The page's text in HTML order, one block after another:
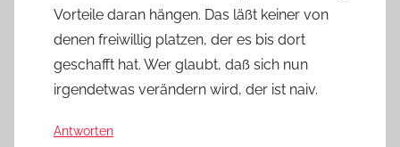
Vorteile daran hängen. Das läßt keiner von
denen freiwillig platzen, der es bis dort
geschafft hat. Wer glaubt, daß sich nun
irgendetwas verändern wird, der ist naiv.
Antworten